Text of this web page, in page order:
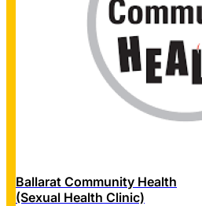
Ballarat Community Health
(Sexual Health Clinic)